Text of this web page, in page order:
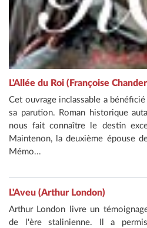
L'Allée du Roi (Françoise
Cet ouvrage inclassable a
sa parution. Roman historique
nous fait connaître le destin
Maintenon, la deuxième épouse
Mémo...
L'Aveu (Arthur London)
Arthur London livre un
de l'ère stalinienne. Il a